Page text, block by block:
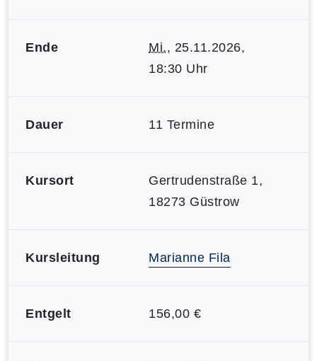
Ende Mi., 25.11.2026,
18:30 Uhr
Dauer 11 Termine
Kursort
Gertrudenstraße 1,
18273 Güstrow
Kursleitung Marianne Fila
Entgelt 156,00 €